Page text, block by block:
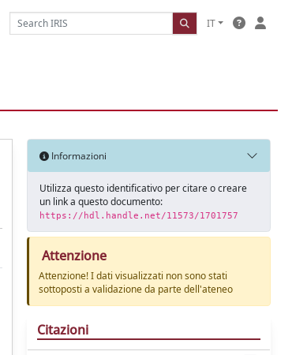
IT
Informazioni
Utilizza questo identificativo per citare o creare
un link a questo documento:
https://hdl.handle.net/11573/1701757
Attenzione
Attenzione! I dati visualizzati non sono stati
sottoposti a validazione da parte dell'ateneo
Citazioni